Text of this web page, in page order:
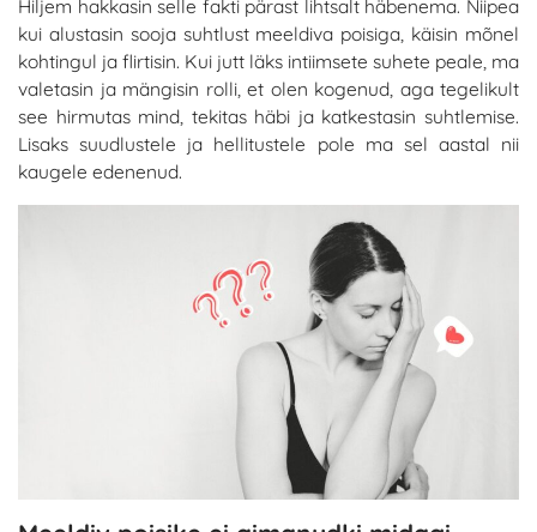
Hiljem hakkasin selle fakti pärast lihtsalt häbenema. Niipea
kui alustasin sooja suhtlust meeldiva poisiga, käisin mõnel
kohtingul ja flirtisin. Kui jutt läks intiimsete suhete peale, ma
valetasin ja mängisin rolli, et olen kogenud, aga tegelikult
see hirmutas mind, tekitas häbi ja katkestasin suhtlemise.
Lisaks suudlustele ja hellitustele pole ma sel aastal nii
kaugele edenenud.